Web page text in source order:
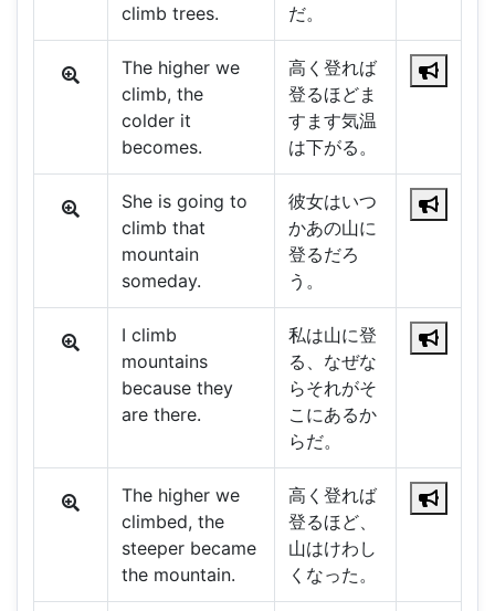
climb trees.
だ。
The higher we
climb, the
colder it
becomes.
高く登れば
登るほどま
すます気温
は下がる。
She is going to
climb that
mountain
someday.
彼女はいつ
かあの山に
登るだろ
う。
I climb
mountains
because they
are there.
私は山に登
る、なぜな
らそれがそ
こにあるか
らだ。
The higher we
climbed, the
steeper became
the mountain.
高く登れば
登るほど、
山はけわし
くなった。